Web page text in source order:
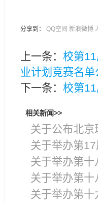
分享到： QQ空间 新浪微博
上一条： 校第11
业计划竞赛名单
下一条： 校第11
相关新闻>>
关于公布北京
关于举办第
关于举办第十
关于举办第十
关于举办第十